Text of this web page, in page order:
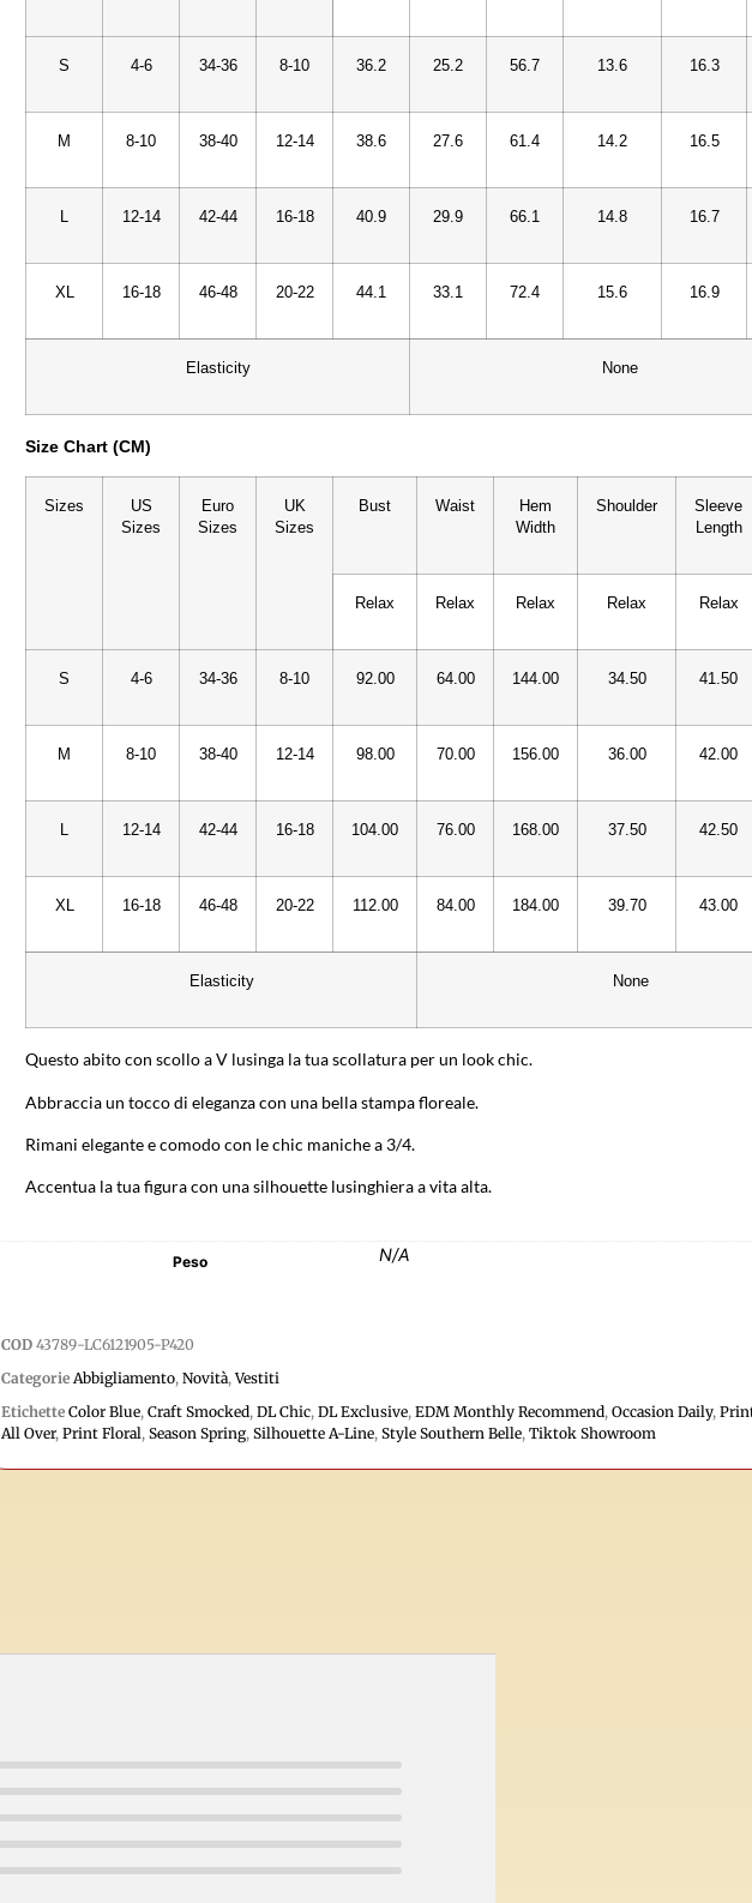
S 4-6 34-36 8-10 36.2 25.2 56.7 13.6 16.3
M 8-10 38-40 12-14 38.6 27.6 61.4 14.2 16.5
L 12-14 42-44 16-18 40.9 29.9 66.1 14.8 16.7
XL 16-18 46-48 20-22 44.1 33.1 72.4 15.6 16.9
Elasticity None
Size Chart (CM)
Sizes
US
Sizes
Euro
Sizes
UK
Sizes
Bust Waist
Hem
Width
Shoulder
Sleeve
Length
Relax Relax Relax Relax Relax
S 4-6 34-36 8-10 92.00 64.00 144.00 34.50 41.50
M 8-10 38-40 12-14 98.00 70.00 156.00 36.00 42.00
L 12-14 42-44 16-18 104.00 76.00 168.00 37.50 42.50
XL 16-18 46-48 20-22 112.00 84.00 184.00 39.70 43.00
Elasticity None
Questo abito con scollo a V lusinga la tua scollatura per un look chic.
Abbraccia un tocco di eleganza con una bella stampa floreale.
Rimani elegante e comodo con le chic maniche a 3/4.
Accentua la tua figura con una silhouette lusinghiera a vita alta.
Peso N/A
COD 43789-LC6121905-P420
Categorie Abbigliamento, Novità,Vestiti
Etichette Color Blue, Craft Smocked, DL Chic, DL Exclusive, EDM Monthly Recommend, Occasion Daily,
All Over, Print Floral, Season Spring, Silhouette A-Line, Style Southern Belle, Tiktok Showroom